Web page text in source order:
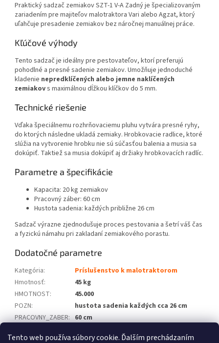
Tento web používa súbory cookie. Ďalším prechádzaním
Praktický sadzač zemiakov SZT-1 V-A Zadný je špecializovaným
zariadením pre majiteľov malotraktora Vari alebo Agzat, ktorý
uľahčuje presadenie zemiakov bez náročnej manuálnej práce.
Kľúčové výhody
Tento sadzač je ideálny pre pestovateľov, ktorí preferujú
pohodlné a presné sadenie zemiakov. Umožňuje jednoduché
kladenie nepredklíčených alebo jemne naklíčených
zemiakovs maximálnou dĺžkou klíčkov do 5 mm.
Technické riešenie
Vďaka špeciálnemu rozhrňovaciemu pluhu vytvára presné ryhy,
do ktorých následne ukladá zemiaky. Hrobkovacie radlice, ktoré
slúžia na vytvorenie hrobku nie sú súčasťou balenia a musia sa
dokúpiť. Taktiež sa musia dokúpiť aj držiaky hrobkovacích radlíc.
Parametre a špecifikácie
Kapacita: 20 kg zemiakov
Pracovný záber: 60 cm
Hustota sadenia: každých približne 26 cm
Sadzač výrazne zjednodušuje proces pestovania a šetrí váš čas
a fyzickú námahu pri zakladaní zemiakového porastu.
Dodatočné parametre
Kategória:
Príslušenstvo k malotraktorom
Hmotnosť:
45 kg
HMOTNOST:
45.000
POZN:
hustota sadenia každých cca 26 cm
PRACOVNY_ZABER: 60 cm